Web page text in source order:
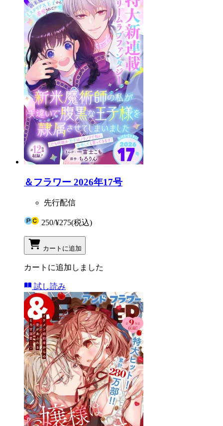
＆フラワー 2026年17号
先行配信
250/¥275(税込)
カートに追加
カートに追加しました
試し読み